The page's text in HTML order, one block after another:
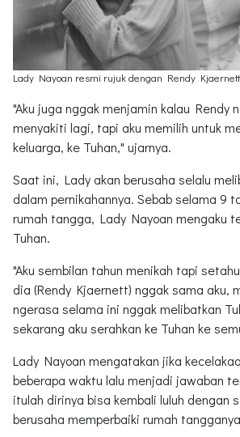
Lady Nayoan resmi rujuk dengan Rendy
"Aku juga nggak menjamin kalau Rendy
menyakiti lagi, tapi aku memilih untuk
keluarga, ke Tuhan," ujarnya.
Saat ini, Lady akan berusaha selalu
dalam pernikahannya. Sebab selama 9
rumah tangga, Lady Nayoan mengaku
Tuhan.
"Aku sembilan tahun menikah tapi
dia (Rendy Kjaernett) nggak sama aku,
ngerasa selama ini nggak melibatkan
sekarang aku serahkan ke Tuhan ke
Lady Nayoan mengatakan jika
beberapa waktu lalu menjadi jawaban
itulah dirinya bisa kembali luluh dengan
berusaha memperbaiki rumah